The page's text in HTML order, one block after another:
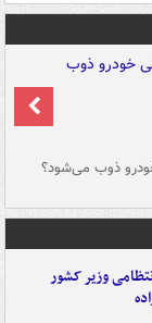
ذوب می‌شود؟
وزیر کشور